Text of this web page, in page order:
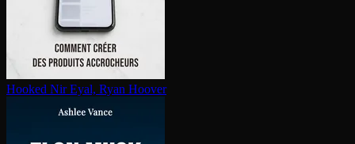
Hooked Nir Eyal, Ryan Hoover